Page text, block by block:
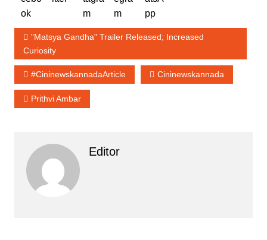
"Matsya Gandha" Trailer Released; Increased
Curiosity
#cininewskannadaArticle Cininewskannada
Prithvi Ambar
Editor